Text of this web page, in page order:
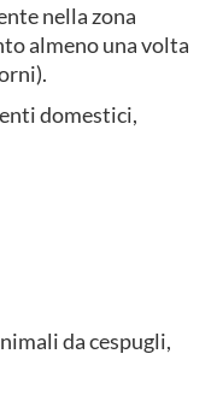
nella zona
almeno una volta
domestici,
da cespugli,